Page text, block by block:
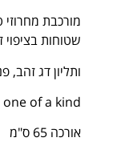
מורכבת מחרוזי
שטוחות בציפוי זהב 14
ותליון דג זהב,
one of a kind
אורכה 65 ס"מ